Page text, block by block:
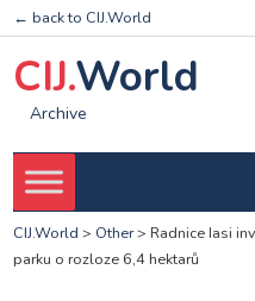
← back to CIJ.World
CIJ.World
Archive
CIJ.World > Other> Radnice Iasi
parku o rozloze 6,4 hektarů